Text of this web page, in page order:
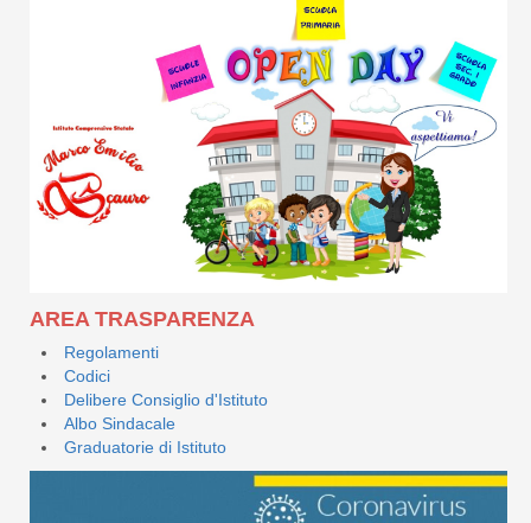
AREA TRASPARENZA
Regolamenti
Codici
Delibere Consiglio d'Istituto
Albo Sindacale
Graduatorie di Istituto